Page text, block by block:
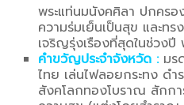
พระแท่นมนังคศิลา ปกครอ
ความร่มเย็นเป็นสุข และท
เจริญรุ่งเรืองที่สุดในช่วง
คำขวัญประจำจังหวัด :มร
ไทย เล่นไฟลอยกระทง ด
สังคโลกทองโบราณ สักก